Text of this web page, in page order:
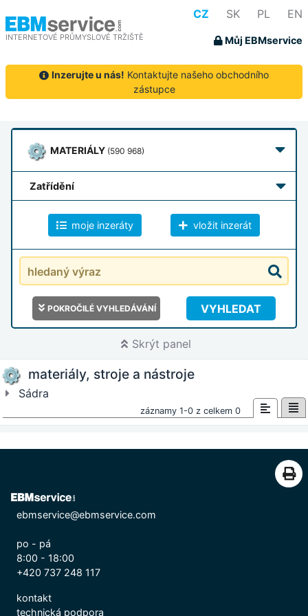
INTERNETOVÉ PRŮMYSLOVÉ TRŽIŠTĚ
CZ SK PL EN
Můj EBMservice
Inzerujte u nás! Kontaktujte našeho obchodního
zástupce
MATERIÁLY (590 968)
zatřídění
moje inzeráty vložit inzerát
POKROČILÉ VYHLEDÁVÁNÍ VYHLEDAT
Skrýt panel
materiály, stroje a nástroje
Sádra
záznamy 1-0 z celkem 0
ebmservice@ebmservice.com
po - pá
8:00 - 18:00
+420 737 248 117
kontakt
technická podpora